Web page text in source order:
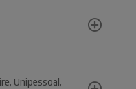
Unipessoal,